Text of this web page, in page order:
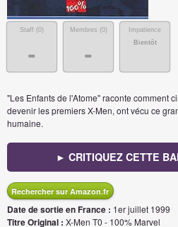
Staff (0)
-
Membres (0)
-
Impatience
Bientôt
"Les Enfants de l'Atome" raconte comment
devenir les premiers X-Men, ont vécu ce
humaine.
► CRITIQUEZ CETTE
Rechercher sur Amazon.fr
Date de sortie en France : 1er juillet 1999
Titre Original : X-Men T0 - 100% Marvel